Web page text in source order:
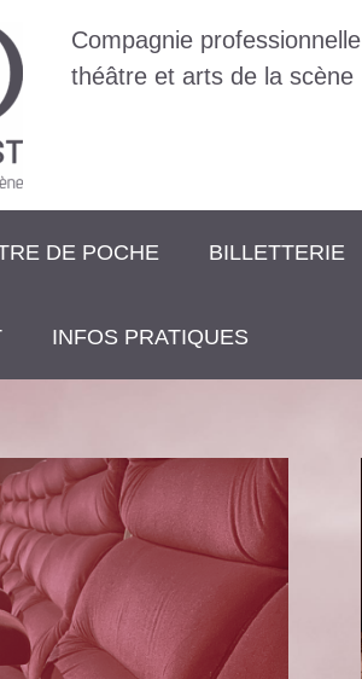
Compagnie
théâtre et arts de la scène
DE POCHE BILLETTERIE
INFOS PRATIQUES